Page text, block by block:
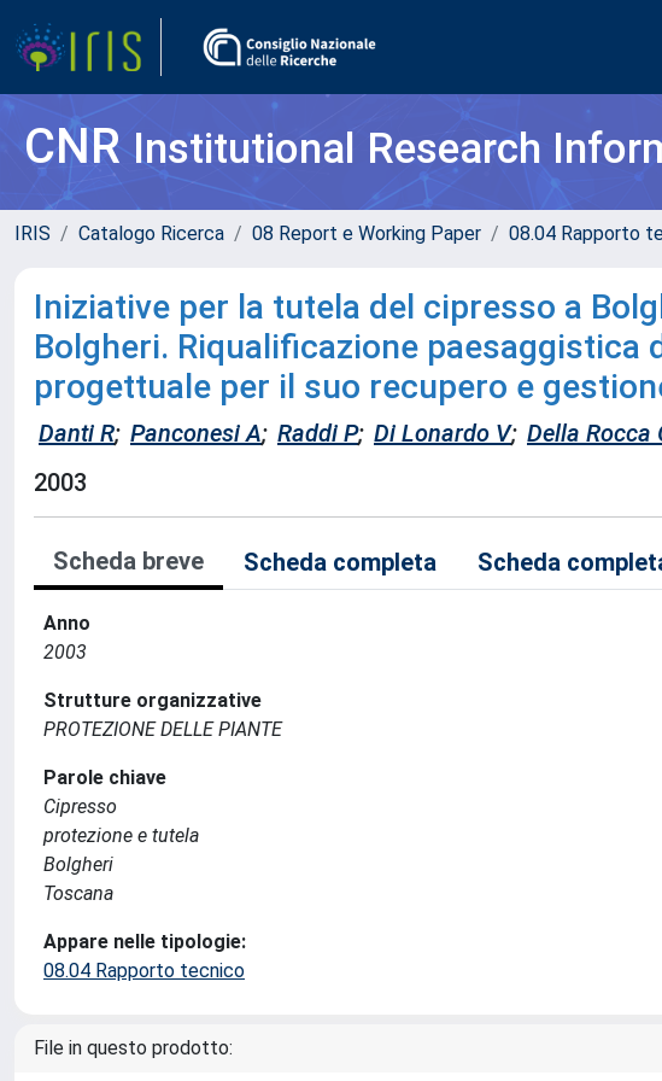
CNRInstitutional Research
IRIS Catalogo Ricerca 08 Report e Working Paper 08.04 Rapporto
Iniziative per la tutela del cipresso a
Bolgheri. Riqualificazione paesaggistica
progettuale per il suo recupero e
Danti R; Panconesi A; Raddi P; Di Lonardo V; Della Rocca
2003
Scheda breve Scheda completa Scheda
Anno
2003
Strutture organizzative
PROTEZIONE DELLE PIANTE
Parole chiave
Cipresso
protezione e tutela
Bolgheri
Toscana
Appare nelle tipologie:
08.04 Rapporto tecnico
File in questo prodotto: